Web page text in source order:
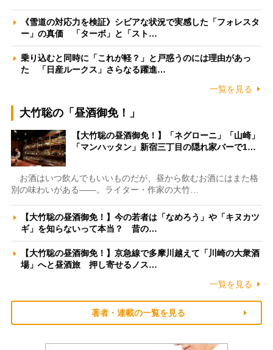
《雪道の対応力を検証》シビアな状況で実感した「フォレスタ
ー」の真価 「ターボ」と「スト…
乗り込むと同時に「これが軽？」と戸惑うのには理由があっ
た 「日産ルークス」さらなる躍進…
一覧を見る
大竹聡の「昼酒御免！」
【大竹聡の昼酒御免！】「ネグローニ」「山崎」
「マンハッタン」新宿三丁目の隠れ家バーで1…
お酒はいつ飲んでもいいものだが、昼から飲むお酒にはまた格
別の味わいがある――。ライター・作家の大竹…
【大竹聡の昼酒御免！】今の若者は「なめろう」や「キヌカツ
ギ」を知らないって本当？ 昔の…
【大竹聡の昼酒御免！】京急線で多摩川越えて「川崎の大衆酒
場」へと昼酒旅 押し寄せるノス…
一覧を見る
著者・連載の一覧を見る